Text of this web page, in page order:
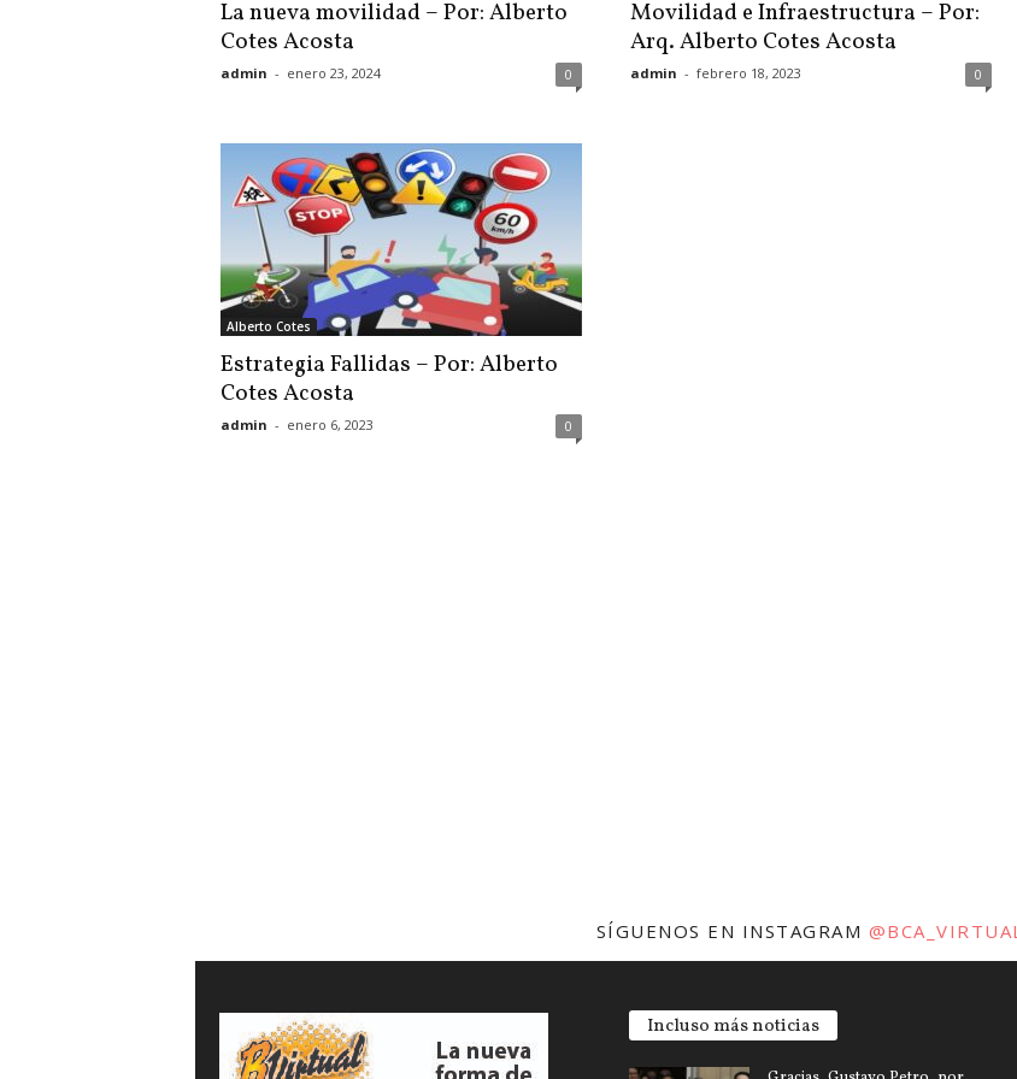
La nueva movilidad – Por: Alberto
Cotes Acosta
admin - enero 23, 2024 0
Movilidad e Infraestructura – Por:
Arq. Alberto Cotes Acosta
admin - febrero 18, 2023 0
Alberto Cotes
Estrategia Fallidas – Por: Alberto
Cotes Acosta
admin - enero 6, 2023 0
SÍGUENOS EN INSTAGRAM @BCA_VIRTUAL
Incluso más noticias